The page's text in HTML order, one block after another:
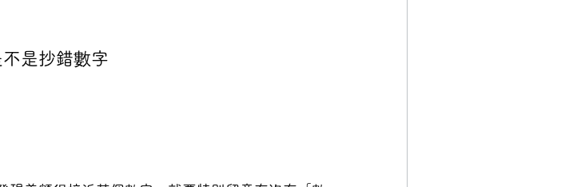
是抄錯數字